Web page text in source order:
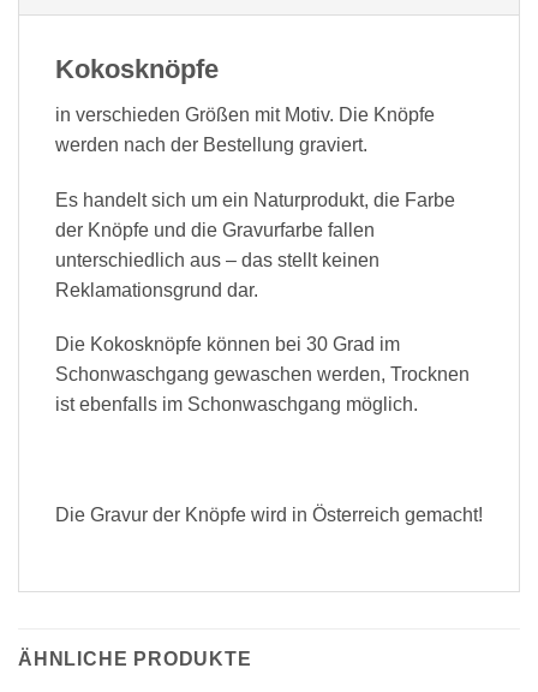
Kokosknöpfe
in verschieden Größen mit Motiv. Die Knöpfe
werden nach der Bestellung graviert.
Es handelt sich um ein Naturprodukt, die Farbe
der Knöpfe und die Gravurfarbe fallen
unterschiedlich aus – das stellt keinen
Reklamationsgrund dar.
Die Kokosknöpfe können bei 30 Grad im
Schonwaschgang gewaschen werden, Trocknen
ist ebenfalls im Schonwaschgang möglich.
Die Gravur der Knöpfe wird in Österreich gemacht!
ÄHNLICHE PRODUKTE